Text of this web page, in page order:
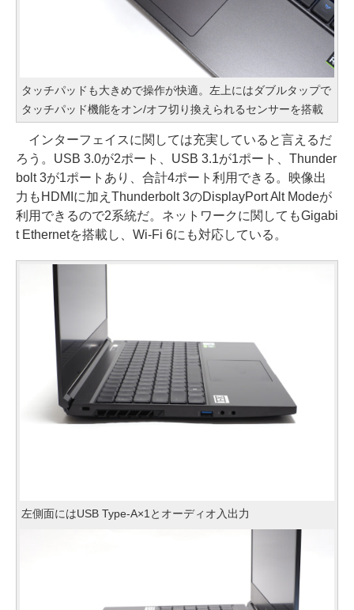
タッチパッドも大きめで操作が快適。左上にはダブルタップで
タッチパッド機能をオン/オフ切り換えられるセンサーを搭載
インターフェイスに関しては充実していると言えるだ
ろう。USB 3.0が2ポート、USB 3.1が1ポート、Thunder
bolt 3が1ポートあり、合計4ポート利用できる。映像出
力もHDMIに加えThunderbolt 3のDisplayPort Alt Modeが
利用できるので2系統だ。ネットワークに関してもGigabi
t Ethernetを搭載し、Wi-Fi 6にも対応している。
左側面にはUSB Type-A×1とオーディオ入出力